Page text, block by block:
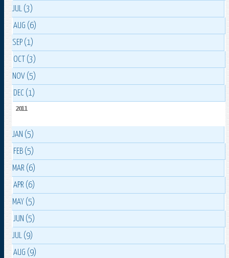
JUL (3)
AUG (6)
SEP (1)
OCT (3)
NOV (5)
DEC (1)
2011
JAN (5)
FEB (5)
MAR (6)
APR (6)
MAY (5)
JUN (5)
JUL (9)
AUG (9)